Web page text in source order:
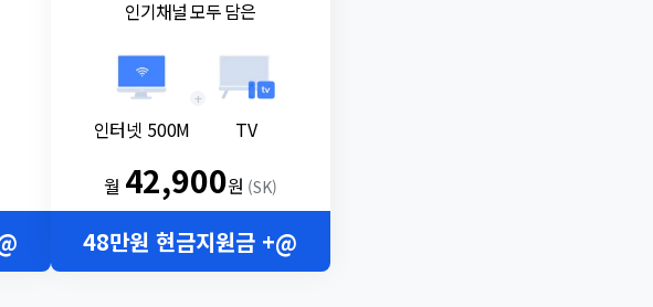
인기채널 모두 담은
인터넷 500M
+
TV
월 42,900원 (SK)
48만원 현금지원금 +@